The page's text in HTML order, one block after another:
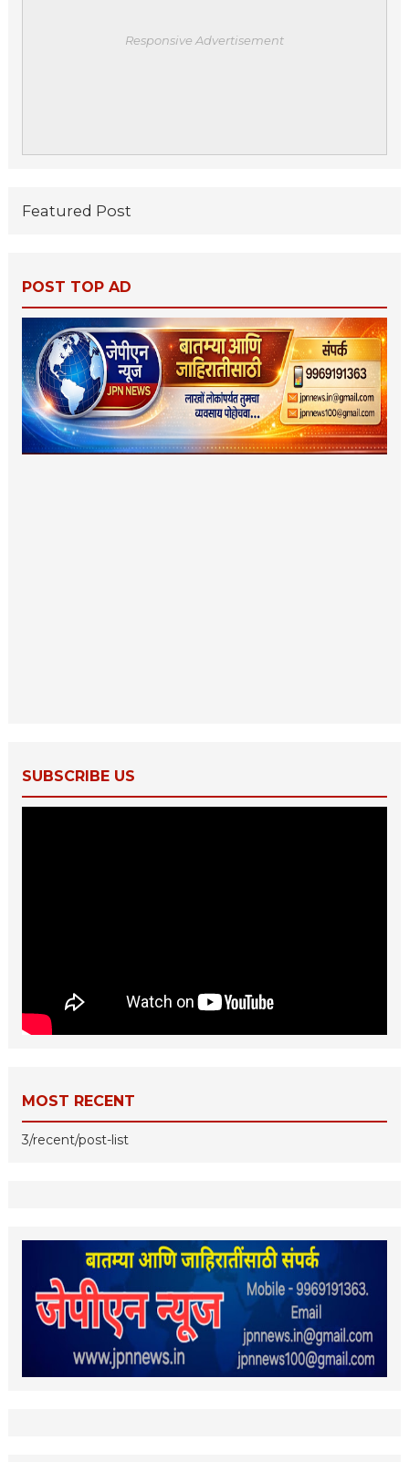
Responsive Advertisement
Featured Post
POST TOP AD
SUBSCRIBE US
MOST RECENT
3/recent/post-list